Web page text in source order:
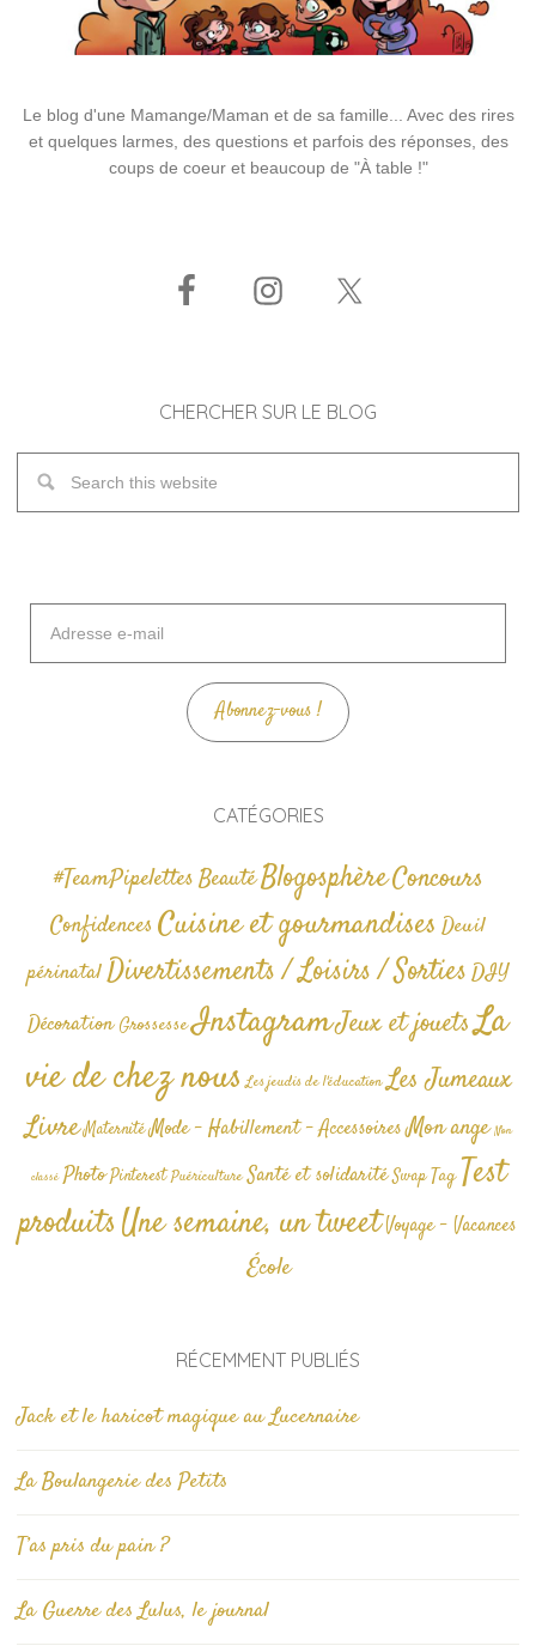
Le blog d'une Mamange/Maman et de sa famille... Avec des rires
et quelques larmes, des questions et parfois des réponses, des
coups de coeur et beaucoup de "À table !"
CHERCHER SUR LE BLOG
mail
Abonnez-vous !
CATÉGORIES
#TeamPipelettesBeautéBlogosphèreConcours
Confidences Cuisine et gourmandises Deuil
périnatalDivertissements / Loisirs / SortiesDIY
Décoration GrossesseInstagramJeux et jouetsLa
vie de chez nous Les jeudis de l'éducation Les Jumeaux
Livre Maternité Mode - Habillement - AccessoiresMon ange Non
classé Photo Pinterest Puériculture Santé et solidarité Swap TagTest
produitsUne semaine, un tweetVoyage - Vacances
École
RÉCEMMENT PUBLIÉS
Jack et le haricot magique au Lucernaire
La Boulangerie des Petits
T’as pris du pain ?
La Guerre des Lulus, le journal